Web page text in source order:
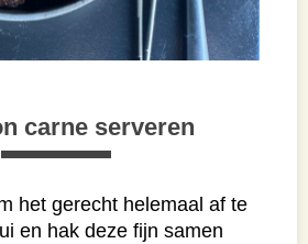
carne serveren
het gerecht helemaal af te
en hak deze fijn samen